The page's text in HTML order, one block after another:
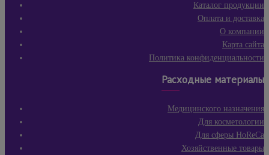
Каталог продукции
Оплата и доставка
О компании
Карта сайта
Политика конфиденциальности
Расходные материалы
Медицинского назначения
Для косметологии
Для сферы HoReCa
Хозяйственные товары